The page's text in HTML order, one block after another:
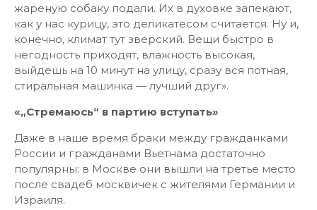
жареную собаку подали. Их в духовке запекают,
как у нас курицу, это деликатесом считается. Ну и,
конечно, климат тут зверский. Вещи быстро в
негодность приходят, влажность высокая,
выйдешь на 10 минут на улицу, сразу вся потная,
стиральная машинка — лучший друг».
«„Стремаюсь“ в партию вступать»
Даже в наше время браки между гражданками
России и гражданами Вьетнама достаточно
популярны: в Москве они вышли на третье место
после свадеб москвичек с жителями Германии и
Израиля.